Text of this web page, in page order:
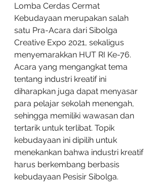
Lomba Cerdas Cermat
Kebudayaan merupakan salah
satu Pra-Acara dari Sibolga
Creative Expo 2021, sekaligus
menyemarakkan HUT RI Ke-76.
Acara yang mengangkat tema
tentang industri kreatif ini
diharapkan juga dapat menyasar
para pelajar sekolah menengah,
sehingga memiliki wawasan dan
tertarik untuk terlibat. Topik
kebudayaan ini dipilih untuk
menekankan bahwa industri kreatif
harus berkembang berbasis
kebudayaan Pesisir Sibolga.